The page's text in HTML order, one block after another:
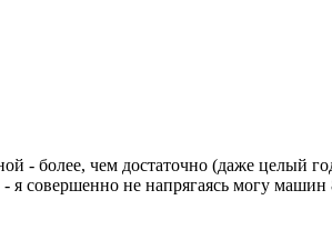
- более, чем достаточно (даже целый
совершенно не напрягаясь могу машин